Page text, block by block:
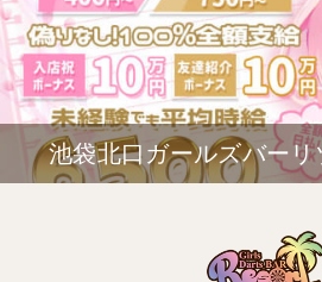
池袋北口ガールズバー